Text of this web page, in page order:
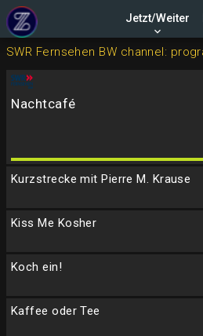
Jetzt/Weiter
keyboard_arrow_down
SWR Fernsehen BW channel:
Nachtcafé
Kurzstrecke mit Pierre M. Krause
Kiss Me Kosher
Koch ein!
Kaffee oder Tee